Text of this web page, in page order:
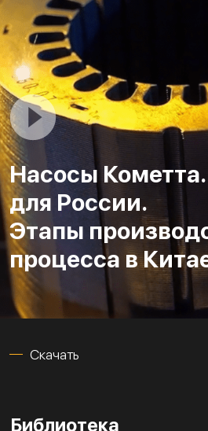
Насосы
для России.
Этапы
процесса в
Скачать
Библиотека